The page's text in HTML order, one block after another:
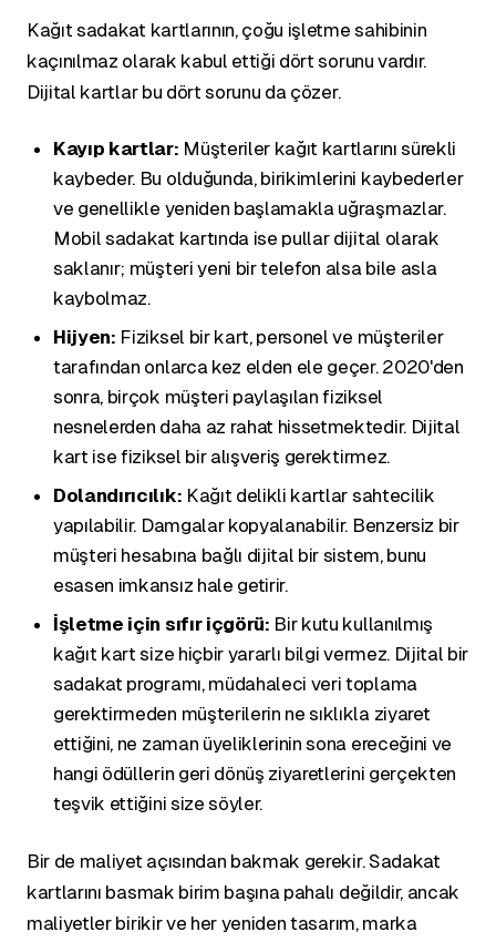
Kağıt sadakat kartlarının, çoğu işletme sahibinin
kaçınılmaz olarak kabul ettiği dört sorunu vardır.
Dijital kartlar bu dört sorunu da çözer.
Kayıp kartlar: Müşteriler kağıt kartlarını sürekli
kaybeder. Bu olduğunda, birikimlerini kaybederler
ve genellikle yeniden başlamakla uğraşmazlar.
Mobil sadakat kartında ise pullar dijital olarak
saklanır; müşteri yeni bir telefon alsa bile asla
kaybolmaz.
Hijyen: Fiziksel bir kart, personel ve müşteriler
tarafından onlarca kez elden ele geçer. 2020'den
sonra, birçok müşteri paylaşılan fiziksel
nesnelerden daha az rahat hissetmektedir. Dijital
kart ise fiziksel bir alışveriş gerektirmez.
Dolandırıcılık: Kağıt delikli kartlar sahtecilik
yapılabilir. Damgalar kopyalanabilir. Benzersiz bir
müşteri hesabına bağlı dijital bir sistem, bunu
esasen imkansız hale getirir.
İşletme için sıfır içgörü: Bir kutu kullanılmış
kağıt kart size hiçbir yararlı bilgi vermez. Dijital bir
sadakat programı, müdahaleci veri toplama
gerektirmeden müşterilerin ne sıklıkla ziyaret
ettiğini, ne zaman üyeliklerinin sona ereceğini ve
hangi ödüllerin geri dönüş ziyaretlerini gerçekten
teşvik ettiğini size söyler.
Bir de maliyet açısından bakmak gerekir. Sadakat
kartlarını basmak birim başına pahalı değildir, ancak
maliyetler birikir ve her yeniden tasarım, marka